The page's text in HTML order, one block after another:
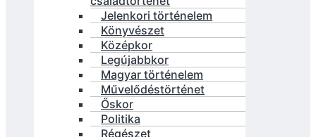
Jelenkori történelem
Könyvészet
Középkor
Legújabbkor
Magyar történelem
Művelődéstörténet
Őskor
Politika
Régészet